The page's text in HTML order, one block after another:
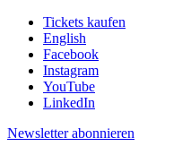
Tickets kaufen
English
Facebook
Instagram
YouTube
LinkedIn
Newsletter abonnieren